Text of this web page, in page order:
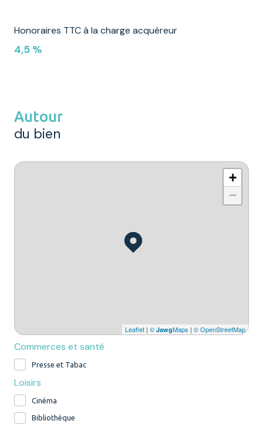
Honoraires TTC à la charge acquéreur
4,5 %
Autour
du bien
+
−
Leaflet | © JawgMaps | © OpenStreetMap
Commerces et santé
Presse et Tabac
Loisirs
Cinéma
Bibliothèque